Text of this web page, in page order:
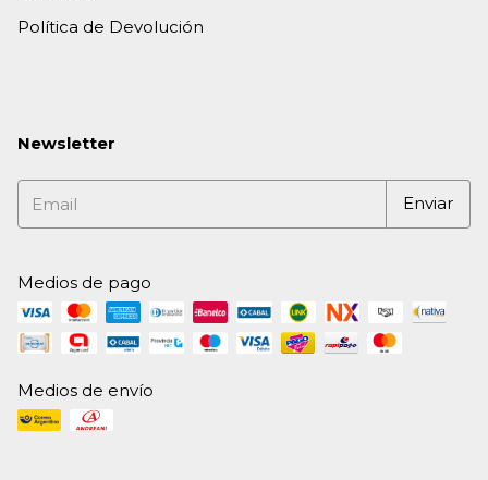
Política de Devolución
Newsletter
Medios de pago
Medios de envío